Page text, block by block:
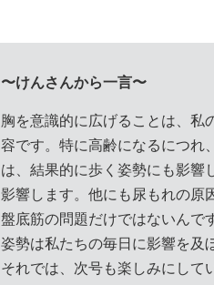
〜けんさんから一言〜
胸を意識的に広げることは、私
容です。特に高齢になるにつれ
は、結果的に歩く姿勢にも影響
影響します。他にも尿もれの原
盤底筋の問題だけではないんで
姿勢は私たちの毎日に影響を及
それでは、次号も楽しみにして